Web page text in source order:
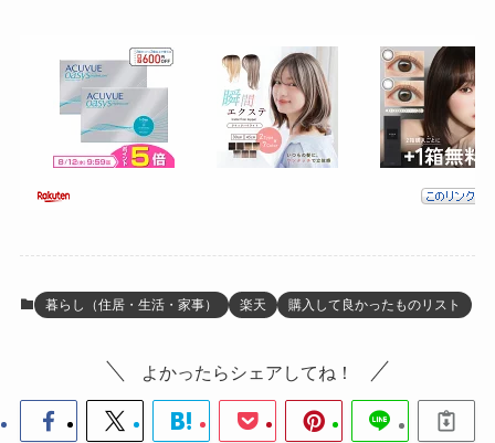
暮らし（住居・生活・家事） 楽天 購入して良かったものリスト
よかったらシェアしてね！